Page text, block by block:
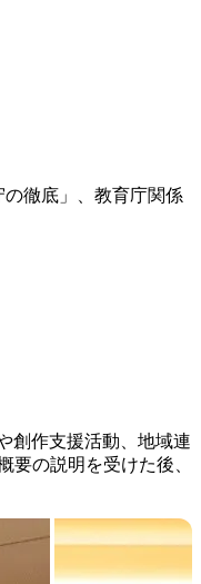
徹底」、教育庁関係
創作支援活動、地域連
の説明を受けた後、